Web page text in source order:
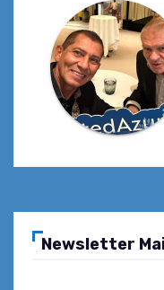
Newsletter